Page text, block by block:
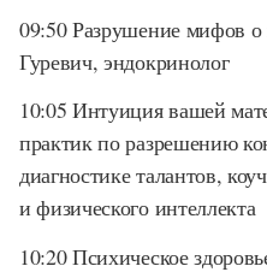
09:50 Разрушение мифов
Гуревич, эндокринолог
10:05 Интуиция вашей
практик по разрешению
диагностике талантов,
и физического интеллекта
10:20 Психическое